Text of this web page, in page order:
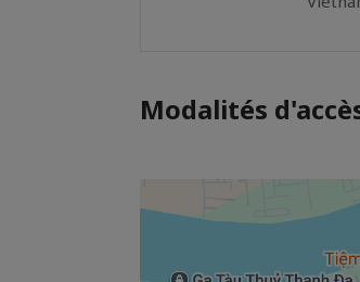
Modalités